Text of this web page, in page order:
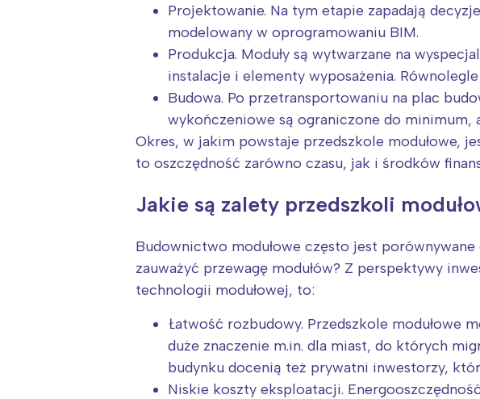
Projektowanie. Na tym etapie zapadają
modelowany w oprogramowaniu BIM.
Produkcja. Moduły są wytwarzane na
instalacje i elementy wyposażenia.
Budowa. Po przetransportowaniu na plac
wykończeniowe są ograniczone do
Okres, w jakim powstaje przedszkole modułowe,
to oszczędność zarówno czasu, jak i środków
Jakie są zalety przedszkoli
Budownictwo modułowe często jest
zauważyć przewagę modułów? Z perspektywy
technologii modułowej, to:
Łatwość rozbudowy. Przedszkole modułowe
duże znaczenie m.in. dla miast, do których
budynku docenią też prywatni inwestorzy,
Niskie koszty eksploatacji.
Warszawa
Łódź
Trójmiasto
Poznań
Wrocław